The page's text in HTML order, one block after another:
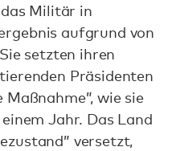
Militär in
aufgrund von
setzten ihren
Präsidenten
Maßnahme”, wie sie
Jahr. Das Land
versetzt,